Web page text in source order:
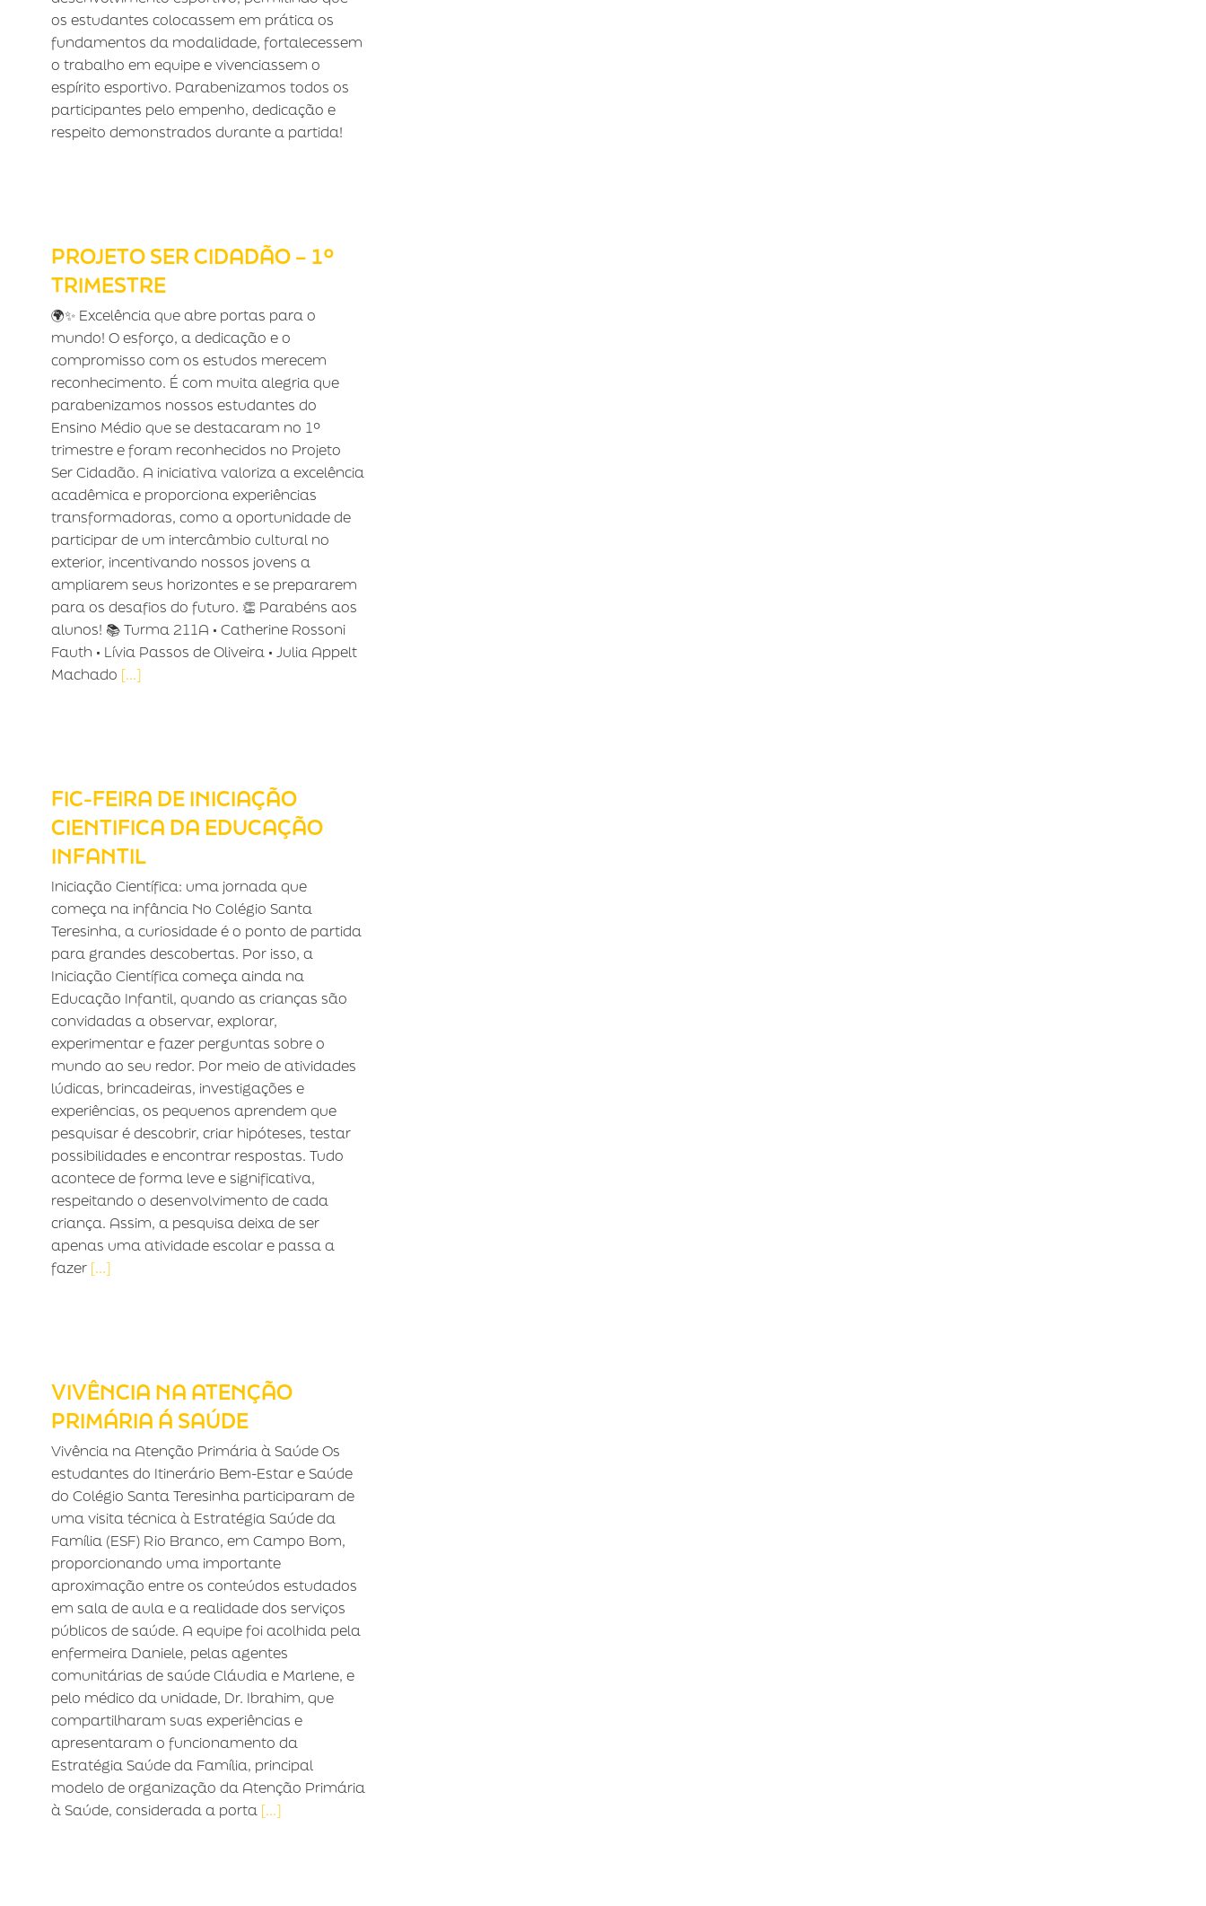
os estudantes colocassem em prática os
fundamentos da modalidade, fortalecessem
o trabalho em equipe e vivenciassem o
espírito esportivo. Parabenizamos todos os
participantes pelo empenho, dedicação e
respeito demonstrados durante a partida!
PROJETO SER CIDADÃO – 1º
TRIMESTRE
🌍✨ Excelência que abre portas para o
mundo! O esforço, a dedicação e o
compromisso com os estudos merecem
reconhecimento. É com muita alegria que
parabenizamos nossos estudantes do
Ensino Médio que se destacaram no 1º
trimestre e foram reconhecidos no Projeto
Ser Cidadão. A iniciativa valoriza a excelência
acadêmica e proporciona experiências
transformadoras, como a oportunidade de
participar de um intercâmbio cultural no
exterior, incentivando nossos jovens a
ampliarem seus horizontes e se prepararem
para os desafios do futuro. 👏 Parabéns aos
alunos! 📚 Turma 211A • Catherine Rossoni
Fauth • Lívia Passos de Oliveira • Julia Appelt
Machado [...]
FIC-FEIRA DE INICIAÇÃO
CIENTIFICA DA EDUCAÇÃO
INFANTIL
Iniciação Científica: uma jornada que
começa na infância No Colégio Santa
Teresinha, a curiosidade é o ponto de partida
para grandes descobertas. Por isso, a
Iniciação Científica começa ainda na
Educação Infantil, quando as crianças são
convidadas a observar, explorar,
experimentar e fazer perguntas sobre o
mundo ao seu redor. Por meio de atividades
lúdicas, brincadeiras, investigações e
experiências, os pequenos aprendem que
pesquisar é descobrir, criar hipóteses, testar
possibilidades e encontrar respostas. Tudo
acontece de forma leve e significativa,
respeitando o desenvolvimento de cada
criança. Assim, a pesquisa deixa de ser
apenas uma atividade escolar e passa a
fazer [...]
VIVÊNCIA NA ATENÇÃO
PRIMÁRIA Á SAÚDE
Vivência na Atenção Primária à Saúde Os
estudantes do Itinerário Bem-Estar e Saúde
do Colégio Santa Teresinha participaram de
uma visita técnica à Estratégia Saúde da
Família (ESF) Rio Branco, em Campo Bom,
proporcionando uma importante
aproximação entre os conteúdos estudados
em sala de aula e a realidade dos serviços
públicos de saúde. A equipe foi acolhida pela
enfermeira Daniele, pelas agentes
comunitárias de saúde Cláudia e Marlene, e
pelo médico da unidade, Dr. Ibrahim, que
compartilharam suas experiências e
apresentaram o funcionamento da
Estratégia Saúde da Família, principal
modelo de organização da Atenção Primária
à Saúde, considerada a porta [...]